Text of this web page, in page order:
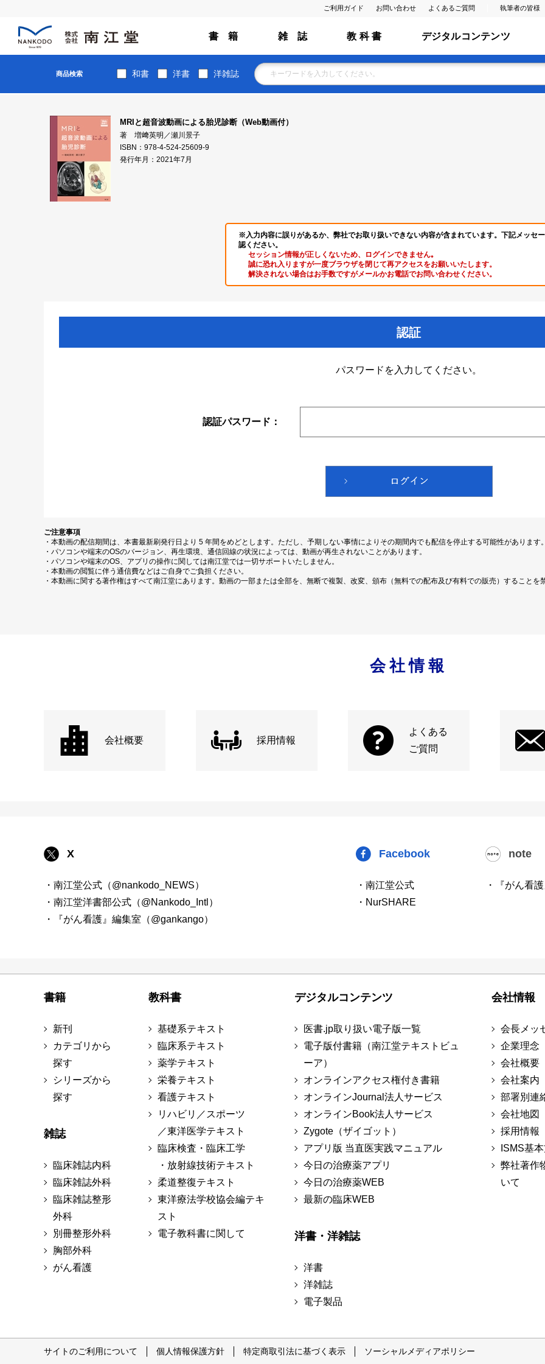
ご利用ガイド お問い合わせ よくあるご質問 執筆者の皆様
書 籍 雑 誌 教 科 書 デジタルコンテンツ
商品検索 和書 洋書 洋雑誌
MRIと超音波動画による胎児診断（Web動画付）
著 増﨑英明／瀬川景子
ISBN：978-4-524-25609-9
発行年月：2021年7月
※入力内容に誤りがあるか、弊社でお取り扱いできない内容が含まれています。下記メッセ
認ください。
セッション情報が正しくないため、ログインできません｡
誠に恐れ入りますが一度ブラウザを閉じて再アクセスをお願いいたします。
解決されない場合はお手数ですがメールかお電話でお問い合わせください。
認証
パスワードを入力してください。
認証パスワード：
ご注意事項
・本動画の配信期間は、本書最新刷発行日より 5 年間をめどとします。ただし、予期しない事情によりその期間内でも配信を停止する可能性があります
・パソコンや端末のOSのバージョン、再生環境、通信回線の状況によっては、動画が再生されないことがあります。
・パソコンや端末のOS、アプリの操作に関しては南江堂では一切サポートいたしません。
・本動画の閲覧に伴う通信費などはご自身でご負担ください。
・本動画に関する著作権はすべて南江堂にあります。動画の一部または全部を、無断で複製、改変、頒布（無料での配布及び有料での販売）することを
会社情報
会社概要 採用情報
よくある
ご質問
X
・南江堂公式（@nankodo_NEWS）
・南江堂洋書部公式（@Nankodo_Intl）
・『がん看護』編集室（@gankango）
Facebook
・南江堂公式
・NurSHARE
note
・『がん看
書籍
新刊
カテゴリから
探す
シリーズから
探す
雑誌
臨床雑誌内科
臨床雑誌外科
臨床雑誌整形
外科
別冊整形外科
胸部外科
がん看護
教科書
基礎系テキスト
臨床系テキスト
薬学テキスト
栄養テキスト
看護テキスト
リハビリ／スポーツ
／東洋医学テキスト
臨床検査・臨床工学
・放射線技術テキスト
柔道整復テキスト
東洋療法学校協会編テキ
スト
電子教科書に関して
デジタルコンテンツ
医書.jp取り扱い電子版一覧
電子版付書籍（南江堂テキストビュ
ーア）
オンラインアクセス権付き書籍
オンラインJournal法人サービス
オンラインBook法人サービス
Zygote（ザイゴット）
アプリ版 当直医実践マニュアル
今日の治療薬アプリ
今日の治療薬WEB
最新の臨床WEB
洋書・洋雑誌
洋書
洋雑誌
電子製品
会社情報
会長メッ
企業理念
会社概要
会社案内
部署別連
会社地図
採用情報
ISMS基
弊社著作
いて
サイトのご利用について 個人情報保護方針 特定商取引法に基づく表示 ソーシャルメディアポリシー